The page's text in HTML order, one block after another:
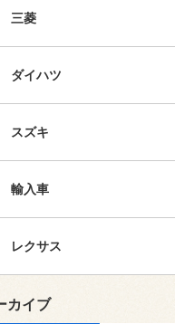
三菱
ダイハツ
スズキ
輸入車
レクサス
カイブ